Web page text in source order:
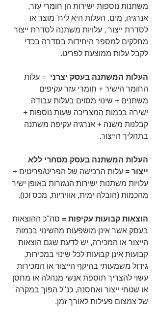
משתנות נוספות ישירות הן חומרי עזר,
אנרגיה, מים. העלות היא ליח' מוצר או
לסדרת ייצור , עלויות משתנה לסדרת ייצור
מחלקים למספר היחידות בסדרה בכדי
לקבל עלות ממוצעת לפריט.
העלות המשתנה בעסק יצרני = עלות
החומר הישיר + חומרי עזר עקיפים
משתנים + שינוי מסוים בעלות עבודה
ישירה בכמות המצריכה שעות נוספות +
קבלנות משנה + אנרגיה עקיפה משתנה
בתהליך הייצור.
העלות המשתנה בעסק מסחרי ללא
ייצור = עלות הרכישה של הפריט/פריטים +
עלויות משתנות ישירות הנגזרות באופן ישיר
מהכמות (הובלה ימית, אוויריות, מכס וכו).
הוצאות קבועות עקיפות = סה"כ ההוצאות
בעסק אשר אינן מושפעות מהשינוי בכמות
הייצור או המכירה, יש לדעת שגם הוצאות
קבועות אינן קבועות לכל שינוי במכירות,
גידול משמעותי בהיקף הייצור או המכירות
עשוי להצריך תוספת אנשי מנהלה או מחסן
או שטחי ייצור ואחסנה, כנ"ל הפוך במקרה
של צמצום פעילות לאורך זמן.